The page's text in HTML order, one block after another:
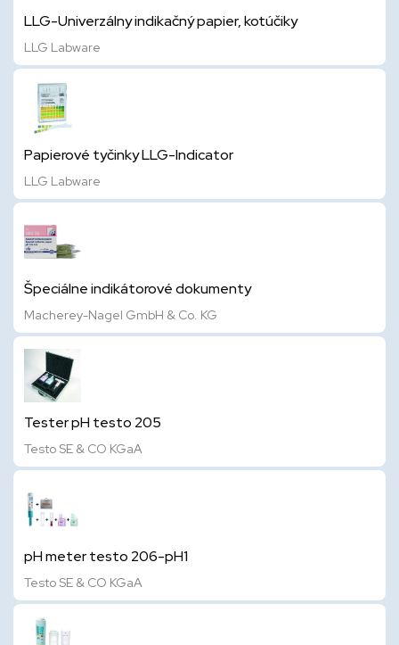
LLG-Univerzálny indikačný papier, kotúčiky
LLG Labware
Papierové tyčinky LLG-Indicator
LLG Labware
Špeciálne indikátorové dokumenty
Macherey-Nagel GmbH & Co. KG
Tester pH testo 205
Testo SE & CO KGaA
pH meter testo 206-pH1
Testo SE & CO KGaA